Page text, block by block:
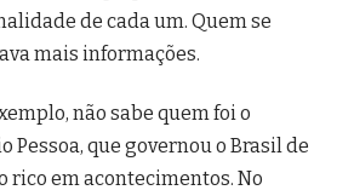
de cada um. Quem se
mais informações.
não sabe quem foi o
Pessoa, que governou o Brasil de
rico em acontecimentos. No